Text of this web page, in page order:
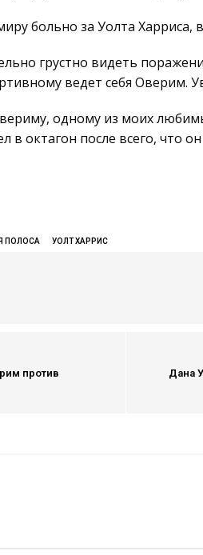
больно за Уолта Харриса,
грустно видеть
ведет себя Оверим.
одному из моих
в октагон после всего, что
ПОЛОСА УОЛТ ХАРРИС
против
Дана